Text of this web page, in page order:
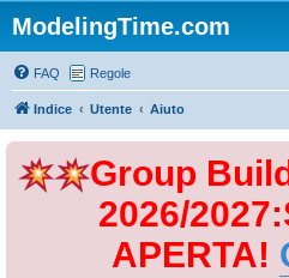
ModelingTime.com
FAQ Regole
Indice Utente Aiuto
Group
2026/
APERTA!